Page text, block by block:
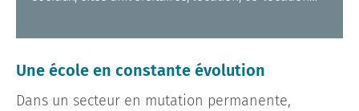
Une école en constante évolution
Dans un secteur en mutation permanente,